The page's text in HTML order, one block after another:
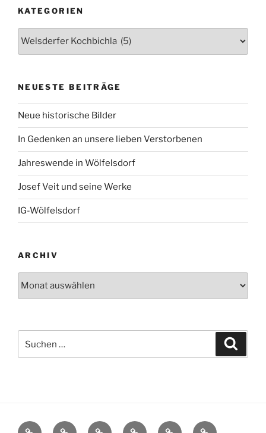
KATEGORIEN
NEUESTE BEITRÄGE
Neue historische Bilder
In Gedenken an unsere lieben Verstorbenen
Jahreswende in Wölfelsdorf
Josef Veit und seine Werke
IG-Wölfelsdorf
ARCHIV
nach:
StartseiteWölfelsdorfInteressengemeinschaft
Termine Reiseberichte
Neues